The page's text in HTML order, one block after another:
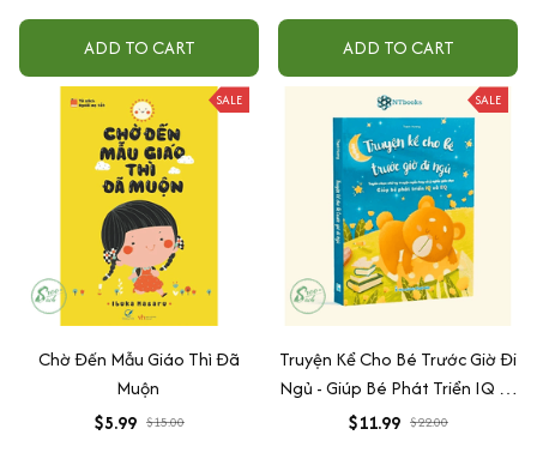
ADD TO CART ADD TO CART
SALE
Chờ Đến Mẫu Giáo Thì Đã
Muộn
$5.99 $15.00
SALE
Truyện Kể Cho Bé Trước Giờ Đi
Ngủ - Giúp Bé Phát Triển IQ Và
EQ
$11.99 $22.00